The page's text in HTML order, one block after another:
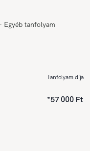
∙ Egyéb tanfolyam
Tanfolyam díja
*57 000 Ft